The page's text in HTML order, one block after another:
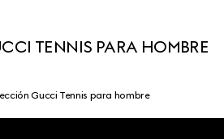
TENNIS PARA HOMBRE
Gucci Tennis para hombre